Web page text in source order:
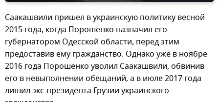
Саакашвили пришел в украинскую политику весной
2015 года, когда Порошенко назначил его
губернатором Одесской области, перед этим
предоставив ему гражданство. Однако уже в ноябре
2016 года Порошенко уволил Саакашвили, обвинив
его в невыполнении обещаний, а в июле 2017 года
лишил экс-президента Грузии украинского